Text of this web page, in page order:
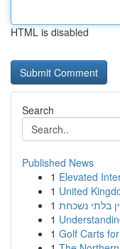
HTML is disabled
Search
Published News
1 Elevated
1 United
1
1
1 Golf Carts